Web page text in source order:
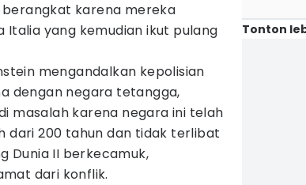
karena mereka
yang kemudian ikut pulang
mengandalkan kepolisian
dengan negara tetangga,
masalah karena negara ini telah
dari 200 tahun dan tidak terlibat
Dunia II berkecamuk,
dari konflik.
Tonton